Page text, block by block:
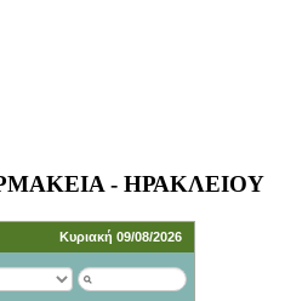
- ΗΡΑΚΛΕΙΟΥ